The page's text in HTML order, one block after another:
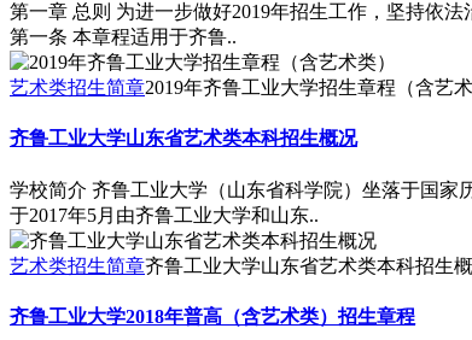
第一章 总则 为进一步做好2019年招生工作，坚持依
第一条 本章程适用于齐鲁..
艺术类招生简章2019年齐鲁工业大学招生章程（含艺术
齐鲁工业大学山东省艺术类本科招生概况
学校简介 齐鲁工业大学（山东省科学院）坐落于国
于2017年5月由齐鲁工业大学和山东..
艺术类招生简章齐鲁工业大学山东省艺术类本科招生
齐鲁工业大学2018年普高（含艺术类）招生章程